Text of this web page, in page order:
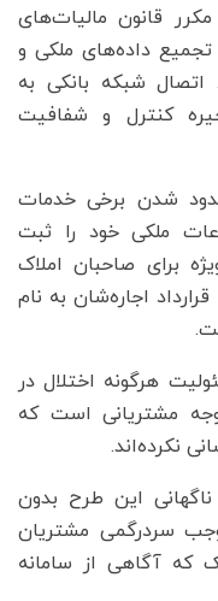
این الزام بخشی از اجرای ماده ۵۴ مکرر قانون مالیات‌های
داده‌های ملکی و
شبکه بانکی به
کنترل و شفافیت
شدن برخی خدمات
ملکی خود را ثبت
برای صاحبان املاک
اجاره‌شان به نام
هرگونه اختلال در
مشتریانی است که
نکرده‌اند.
این طرح بدون
سردرگمی مشتریان
که آگاهی از سامانه